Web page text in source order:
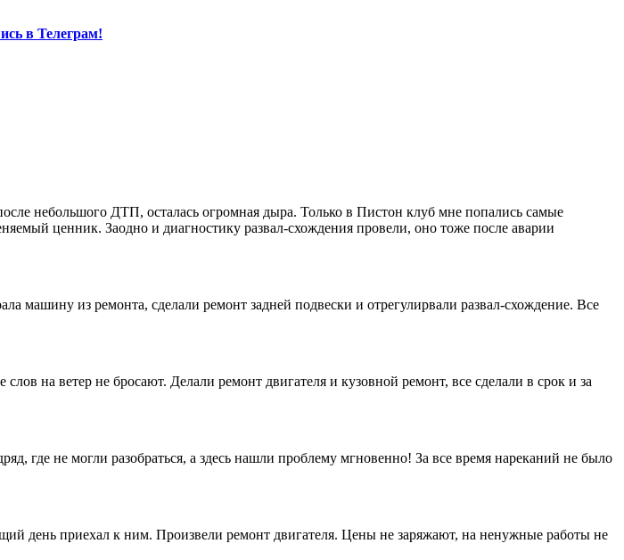
в Телеграм!
небольшого ДТП, осталась огромная дыра. Только в Пистон клуб мне попались самые
ценник. Заодно и диагностику развал-схождения провели, оно тоже после аварии
из ремонта, сделали ремонт задней подвески и отрегулирвали развал-схождение. Все
на ветер не бросают. Делали ремонт двигателя и кузовной ремонт, все сделали в срок и за
где не могли разобраться, а здесь нашли проблему мгновенно! За все время нареканий не было
день приехал к ним. Произвели ремонт двигателя. Цены не заряжают, на ненужные работы не